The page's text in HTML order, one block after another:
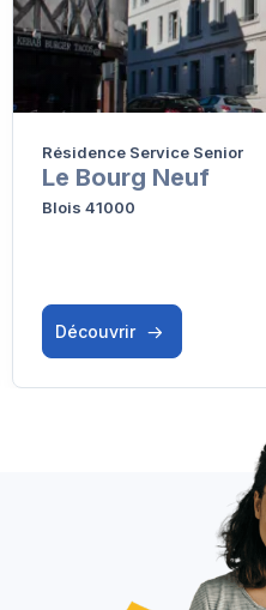
Résidence Service Senior
Le Bourg Neuf
Blois 41000
Découvrir